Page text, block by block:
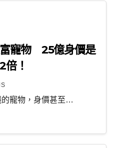
寵物 25億身價是
倍！
寵物，身價甚至…